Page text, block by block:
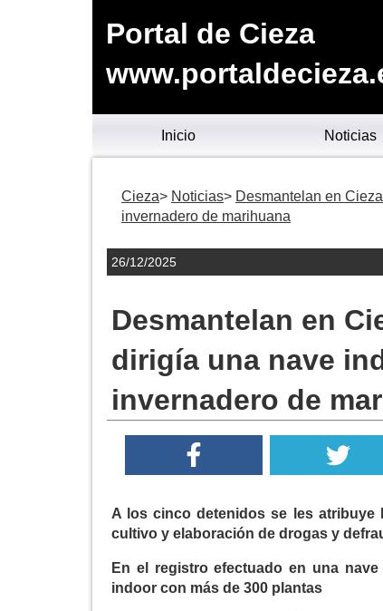
Portal de Cieza
Inicio Noticias
Cieza Noticias
Desmantelan en
invernadero de marihuana
26/12/2025
Desmantelan en
dirigía una nave
invernadero de
A los cinco detenidos se les atribuye
cultivo y elaboración de drogas y
En el registro efectuado en una
indoor con más de 300 plantas